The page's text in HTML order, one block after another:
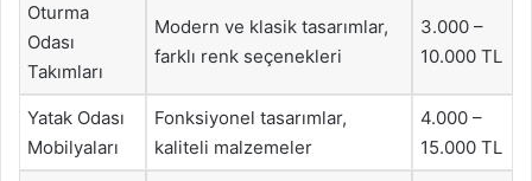
Oturma
Odası
Takımları
Modern ve klasik tasarımlar,
farklı renk seçenekleri
3.000 –
10.000 TL
Yatak Odası
Mobilyaları
Fonksiyonel tasarımlar,
kaliteli malzemeler
4.000 –
15.000 TL